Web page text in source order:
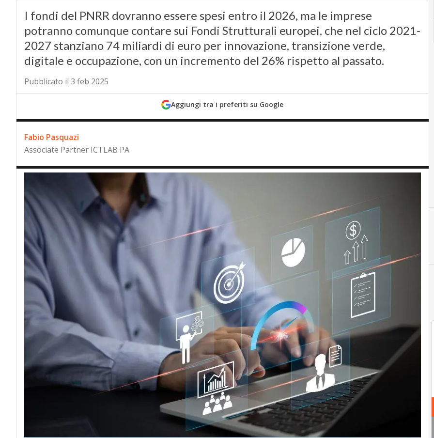
I fondi del PNRR dovranno essere spesi entro il 2026, ma le imprese
potranno comunque contare sui Fondi Strutturali europei, che nel ciclo 2021-
2027 stanziano 74 miliardi di euro per innovazione, transizione verde,
digitale e occupazione, con un incremento del 26% rispetto al passato.
Pubblicato il 3 feb 2025
Aggiungi tra i preferiti su Google
Fabio Pasquazi
Associate Partner ICTLAB PA
F